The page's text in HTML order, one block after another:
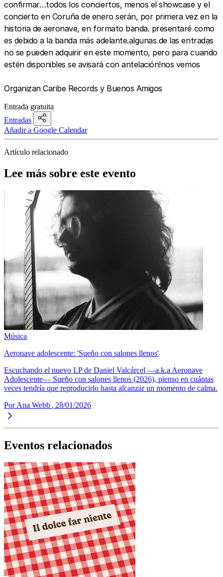
confirmar…todos los conciertos, menos el showcase y el
concierto en Coruña de enero serán, por primera vez en la
historia de aeronave, en formato banda. presentaré como
es debido a la banda más adelante.algunas de las entradas
no se pueden adquirir en este momento, pero para cuando
estén disponibles se avisará con antelación!nos vemos
Organizan Caribe Records y Buenos Amigos
Entrada gratuita
Entradas
Añadir a Google Calendar
Artículo relacionado
Lee más sobre este evento
Música
Aeronave adolescente: 'Sueño con salones llenos'
Escuchando el nuevo LP de Daniel Valcárcel —a.k.a Aeronave
Adolescente— Sueño con salones llenos (2026), pienso en cuántas
veces tendría que reproducirlo hasta alcanzar un momento de calma.
Por Ana Webb
28/01/2026
Eventos relacionados